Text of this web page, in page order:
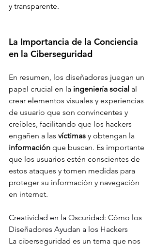
y transparente.
La Importancia de la Conciencia
en la Ciberseguridad
En resumen, los diseñadores juegan un
papel crucial en la ingeniería social al
crear elementos visuales y experiencias
de usuario que son convincentes y
creíbles, facilitando que los hackers
engañen a las víctimas y obtengan la
información que buscan. Es importante
que los usuarios estén conscientes de
estos ataques y tomen medidas para
proteger su información y navegación
en internet.
Creatividad en la Oscuridad: Cómo los
Diseñadores Ayudan a los Hackers
La ciberseguridad es un tema que nos